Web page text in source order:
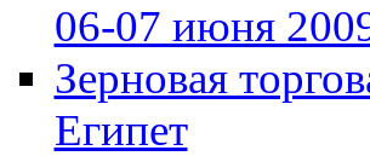
06-07 июня
Зерновая
Египет